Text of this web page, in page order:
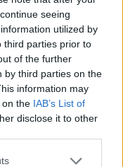
seeing
utilized by
third parties prior to
of the further
by third parties on the
information may
on the IAB’s List of
disclose it to other
or more Google
TÖLTÖTT